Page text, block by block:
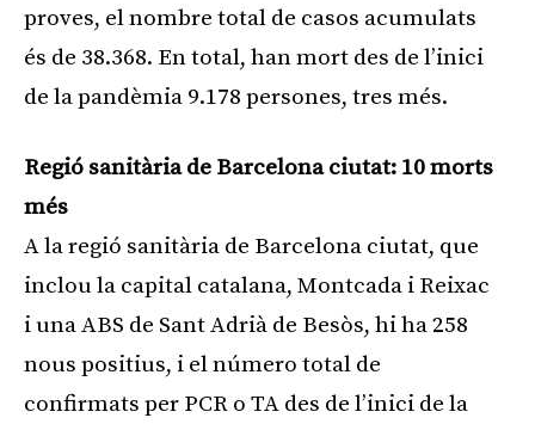
proves, el nombre total de casos acumulats
és de 38.368. En total, han mort des de l’inici
de la pandèmia 9.178 persones, tres més.
Regió sanitària de Barcelona ciutat: 10 morts
més
A la regió sanitària de Barcelona ciutat, que
inclou la capital catalana, Montcada i Reixac
i una ABS de Sant Adrià de Besòs, hi ha 258
nous positius, i el número total de
confirmats per PCR o TA des de l’inici de la